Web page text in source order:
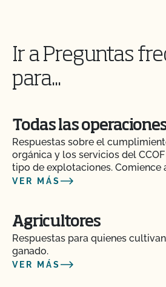
Ir a Preguntas
para...
Todas las
Respuestas sobre el
orgánica y los servicios del
tipo de explotaciones. Comience
VER MÁS
Agricultores
Respuestas para quienes
ganado.
VER MÁS
¡CCOF proporciona formación
sobre cómo mantener su Plan de
¿Tengo que comunicar todos mis
CCOF?
¿Ofrece el CCOF un programa
acelerada?
¿La certificación orgánica de
acceso al mercado internacional?
¿Realiza el CCOF pruebas de